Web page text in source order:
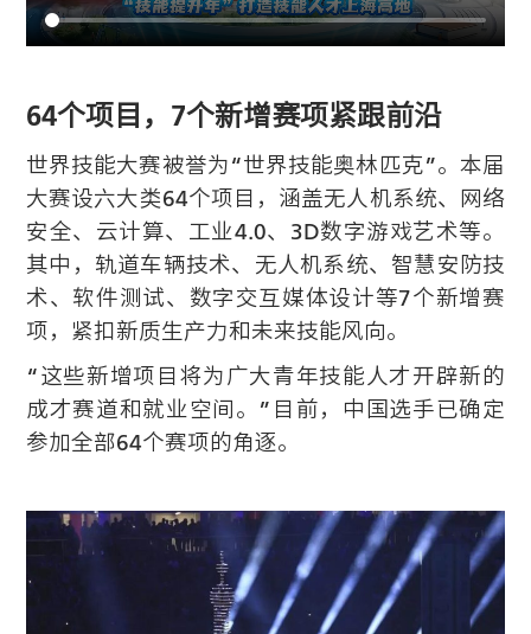
64个项目，7个新增赛项紧跟前沿
世界技能大赛被誉为“世界技能奥林匹克”。本届
大赛设六大类64个项目，涵盖无人机系统、网络
安全、云计算、工业4.0、3D数字游戏艺术等。
其中，轨道车辆技术、无人机系统、智慧安防技
术、软件测试、数字交互媒体设计等7个新增赛
项，紧扣新质生产力和未来技能风向。
“这些新增项目将为广大青年技能人才开辟新的
成才赛道和就业空间。”目前，中国选手已确定
参加全部64个赛项的角逐。